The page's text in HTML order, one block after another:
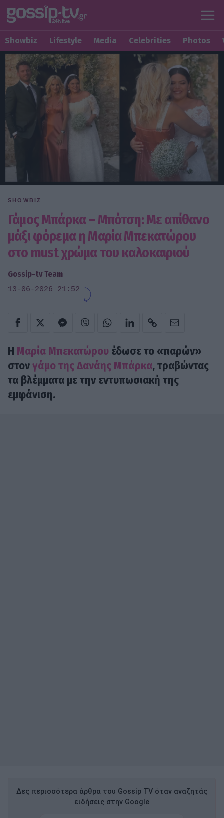
Showbiz Lifestyle Media Celebrities Photos
SHOWBIZ
Γάμος Μπάρκα – Μπότση: Με απίθανο
μάξι φόρεμα η Μαρία Μπεκατώρου
στο must χρώμα του καλοκαιριού
Gossip-tv Team
13-06-2026 21:52
Η Μαρία Μπεκατώρου έδωσε το «παρών»
στονγάμο της Δανάης Μπάρκα, τραβώντας
τα βλέμματα με την εντυπωσιακή της
εμφάνιση.
Δες περισσότερα άρθρα του Gossip TV όταν αναζητάς
ειδήσεις στην Google